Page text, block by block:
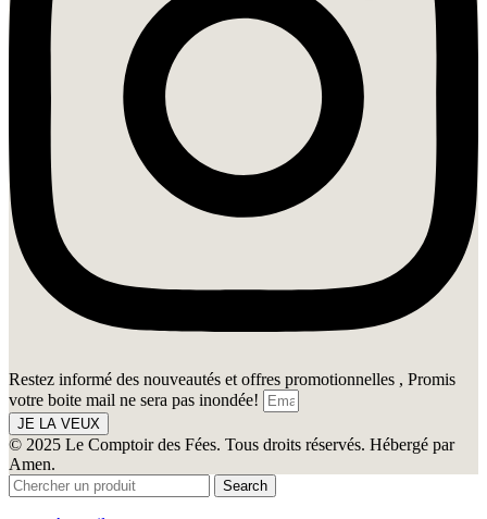
Restez informé des nouveautés et offres promotionnelles , Promis
votre boite mail ne sera pas inondée!
JE LA VEUX
© 2025 Le Comptoir des Fées. Tous droits réservés. Hébergé par
Amen.
Search